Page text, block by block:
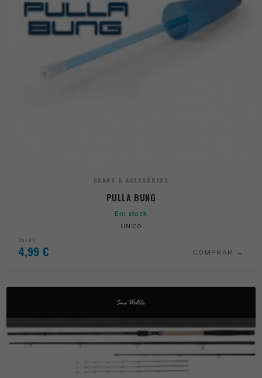
CANAS & ACESSÓRIOS
PULLA BUNG
Em stock
ÚNICO
Desde
4,99 € COMPRAR